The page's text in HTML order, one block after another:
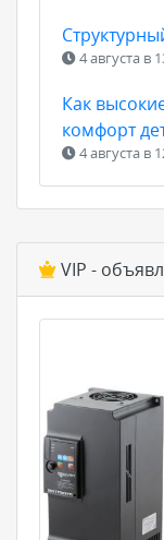
4 августа в
Как
комфорт
4 августа в
VIP -